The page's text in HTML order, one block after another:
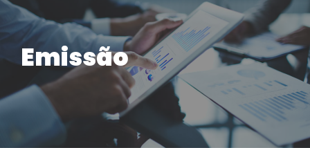
Emissão